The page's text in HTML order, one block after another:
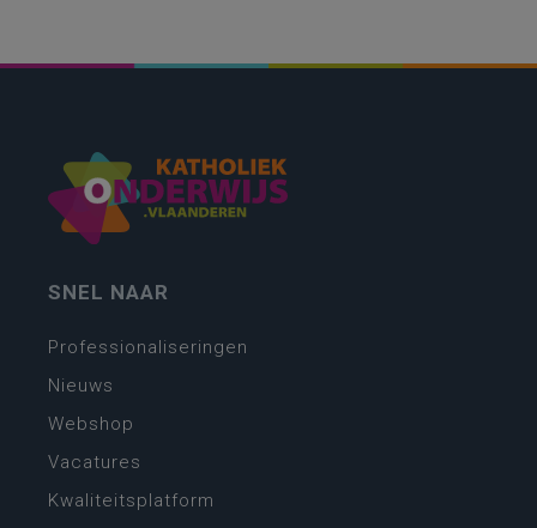
SNEL NAAR
Professionaliseringen
Nieuws
Webshop
Vacatures
Kwaliteitsplatform